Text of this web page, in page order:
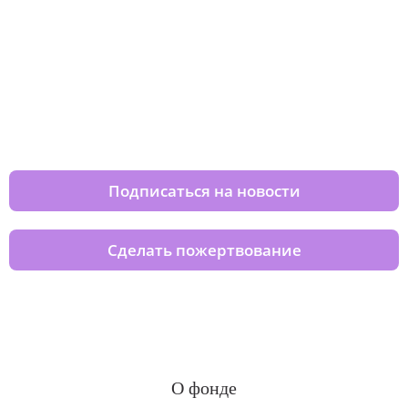
Подписаться на новости
Сделать пожертвование
О фонде